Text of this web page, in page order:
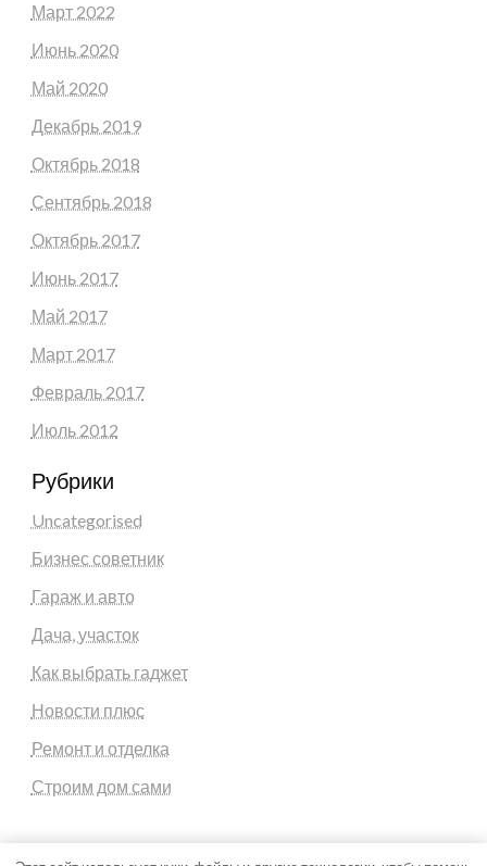
Март 2022
Июнь 2020
Май 2020
Декабрь 2019
Октябрь 2018
Сентябрь 2018
Октябрь 2017
Июнь 2017
Май 2017
Март 2017
Февраль 2017
Июль 2012
Рубрики
Uncategorised
Бизнес советник
Гараж и авто
Дача, участок
Как выбрать гаджет
Новости плюс
Ремонт и отделка
Строим дом сами